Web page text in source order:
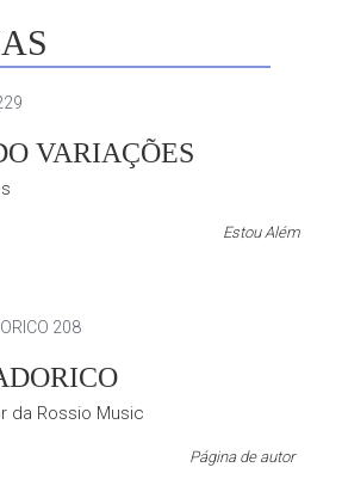
VARIAÇÕES
Estou Além
da Rossio Music
Página de autor